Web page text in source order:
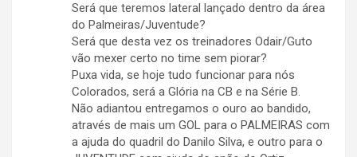
Será que teremos lateral lançado dentro da área
do Palmeiras/Juventude?
Será que desta vez os treinadores Odair/Guto
vão mexer certo no time sem piorar?
Puxa vida, se hoje tudo funcionar para nós
Colorados, será a Glória na CB e na Série B.
Não adiantou entregamos o ouro ao bandido,
através de mais um GOL para o PALMEIRAS com
a ajuda do quadril do Danilo Silva, e outro para o